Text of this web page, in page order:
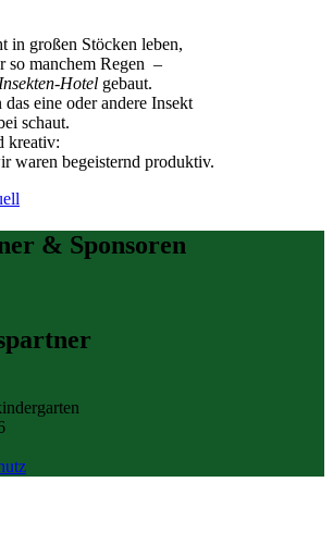
in großen Stöcken leben,
so manchem Regen –
Insekten-Hotel gebaut.
eine oder andere Insekt
schaut.
kreativ:
waren begeisternd produktiv.
& Sponsoren